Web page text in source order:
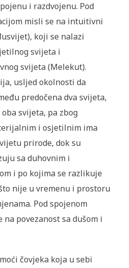
i razdvojenu. Pod
misli se na intuitivni
koji se nalazi
svijeta i
svijeta (Melekut).
usljed okolnosti da
predočena dva svijeta,
svijeta, pa zbog
i osjetilnim ima
prirode, dok su
sa duhovnim i
i po kojima se razlikuje
nije u vremenu i prostoru
Pod spojenom
povezanost sa dušom i
čovjeka koja u sebi